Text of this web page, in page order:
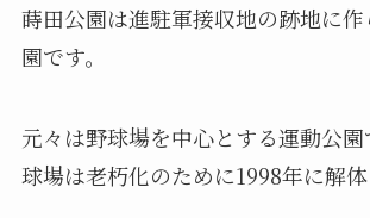
蒔田公園は進駐軍接収地の跡地に
園です。
元々は野球場を中心とする運動公
球場は老朽化のために1998年に解体